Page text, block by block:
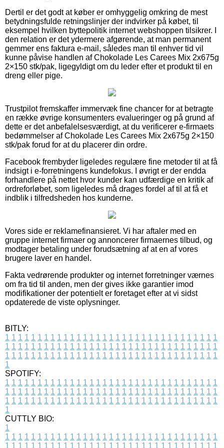
Dertil er det godt at køber er omhyggelig omkring de mest
betydningsfulde retningslinjer der indvirker på købet, til
eksempel hvilken byttepolitik internet webshoppen tilsikrer. I
den relation er det ydermere afgørende, at man permanent
gemmer ens faktura e-mail, således man til enhver tid vil
kunne påvise handlen af Chokolade Les Carees Mix 2x675g
2×150 stk/pak, ligegyldigt om du leder efter et produkt til en
dreng eller pige.
Trustpilot fremskaffer immervæk fine chancer for at betragte
en række øvrige konsumenters evalueringer og på grund af
dette er det anbefalelsesværdigt, at du verificerer e-firmaets
bedømmelser af Chokolade Les Carees Mix 2x675g 2×150
stk/pak forud for at du placerer din ordre.
Facebook frembyder ligeledes regulære fine metoder til at få
indsigt i e-forretningens kundefokus. I øvrigt er der endda
forhandlere på nettet hvor kunder kan udfærdige en kritik af
ordreforløbet, som ligeledes må drages fordel af til at få et
indblik i tilfredsheden hos kunderne.
Vores side er reklamefinansieret. Vi har aftaler med en
gruppe internet firmaer og annoncerer firmaernes tilbud, og
modtager betaling under forudsætning af at en af vores
brugere laver en handel.
Fakta vedrørende produkter og internet forretninger værnes
om fra tid til anden, men der gives ikke garantier imod
modifikationer der potentielt er foretaget efter at vi sidst
opdaterede de viste oplysninger.
BITLY:
1 1 1 1 1 1 1 1 1 1 1 1 1 1 1 1 1 1 1 1 1 1 1 1 1 1 1 1 1 1 1 1 1
1 1 1 1 1 1 1 1 1 1 1 1 1 1 1 1 1 1 1 1 1 1 1 1 1 1 1 1 1 1 1 1 1
1 1 1 1 1 1 1 1 1 1 1 1 1 1 1 1 1 1 1 1 1 1 1 1 1 1 1 1 1 1 1 1 1
1
SPOTIFY:
1 1 1 1 1 1 1 1 1 1 1 1 1 1 1 1 1 1 1 1 1 1 1 1 1 1 1 1 1 1 1 1 1
1 1 1 1 1 1 1 1 1 1 1 1 1 1 1 1 1 1 1 1 1 1 1 1 1 1 1 1 1 1 1 1 1
1 1 1 1 1 1 1 1 1 1 1 1 1 1 1 1 1 1 1 1 1 1 1 1 1 1 1 1 1 1 1 1 1
1
CUTTLY BIO:
1
1 1 1 1 1 1 1 1 1 1 1 1 1 1 1 1 1 1 1 1 1 1 1 1 1 1 1 1 1 1 1 1 1
1 1 1 1 1 1 1 1 1 1 1 1 1 1 1 1 1 1 1 1 1 1 1 1 1 1 1 1 1 1 1 1 1